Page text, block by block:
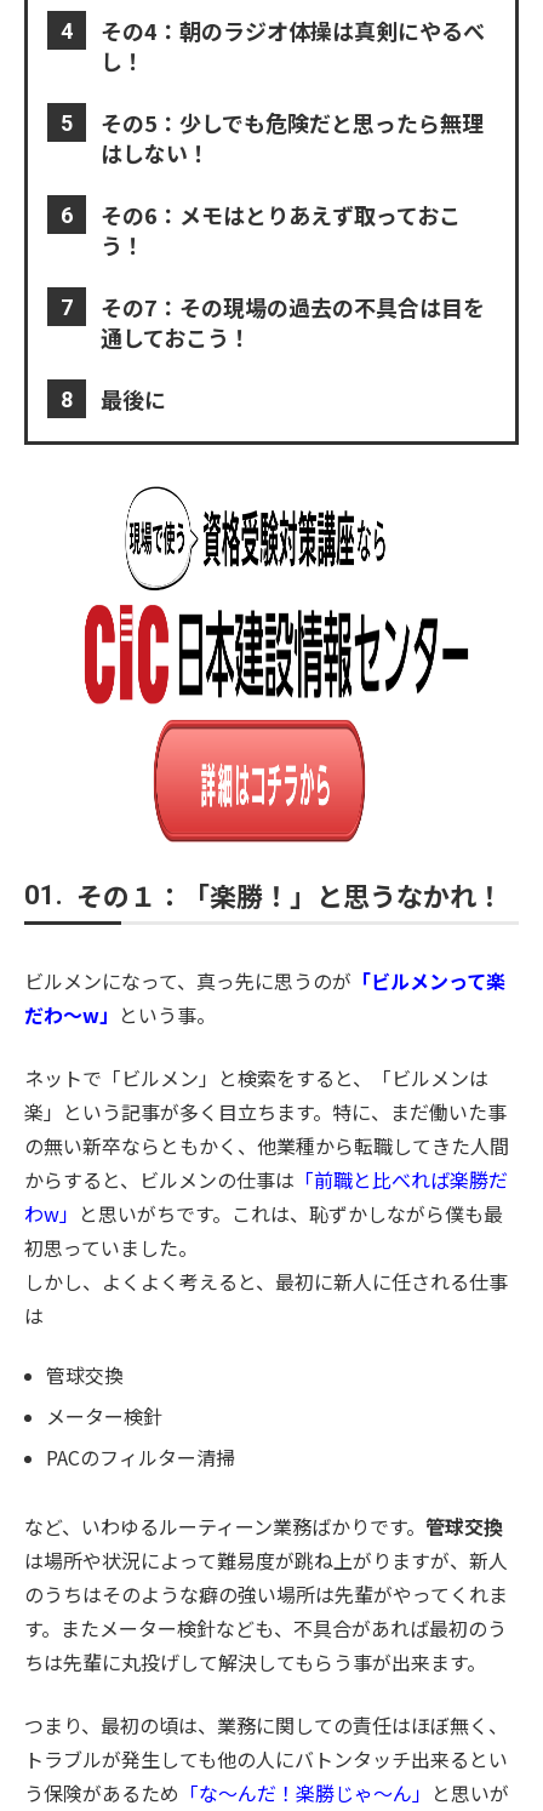
その4：朝のラジオ体操は真剣にやるべ
し！
その5：少しでも危険だと思ったら無理
はしない！
その6：メモはとりあえず取っておこ
う！
その7：その現場の過去の不具合は目を
通しておこう！
最後に
01. その１：「楽勝！」と思うなかれ！
ビルメンになって、真っ先に思うのが 「ビルメンって楽
だわ〜w」 という事。
ネットで「ビルメン」と検索をすると、「ビルメンは
楽」という記事が多く目立ちます。特に、まだ働いた事
の無い新卒ならともかく、他業種から転職してきた人間
からすると、ビルメンの仕事は 「前職と比べれば楽勝だ
わw」 と思いがちです。これは、恥ずかしながら僕も最
初思っていました。
しかし、よくよく考えると、最初に新人に任される仕事
は
管球交換
メーター検針
PACのフィルター清掃
など、いわゆるルーティーン業務ばかりです。 管球交換
は場所や状況によって難易度が跳ね上がりますが、新人
のうちはそのような癖の強い場所は先輩がやってくれま
す。またメーター検針なども、不具合があれば最初のう
ちは先輩に丸投げして解決してもらう事が出来ます。
つまり、最初の頃は、業務に関しての責任はほぼ無く、
トラブルが発生しても他の人にバトンタッチ出来るとい
う保険があるため 「な〜んだ！楽勝じゃ〜ん」 と思いが